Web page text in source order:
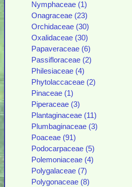
Nymphaceae (1)
Onagraceae (23)
Orchidaceae (30)
Oxalidaceae (30)
Papaveraceae (6)
Passifloraceae (2)
Philesiaceae (4)
Phytolaccaceae (2)
Pinaceae (1)
Piperaceae (3)
Plantaginaceae (11)
Plumbaginaceae (3)
Poaceae (91)
Podocarpaceae (5)
Polemoniaceae (4)
Polygalaceae (7)
Polygonaceae (8)